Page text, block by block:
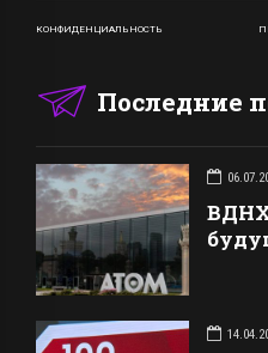
КОНФИДЕНЦИАЛЬНОСТЬ
Последние